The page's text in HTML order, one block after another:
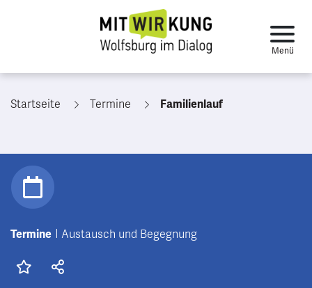
Startseite Termine Familienlauf
Termine Austausch und Begegnung